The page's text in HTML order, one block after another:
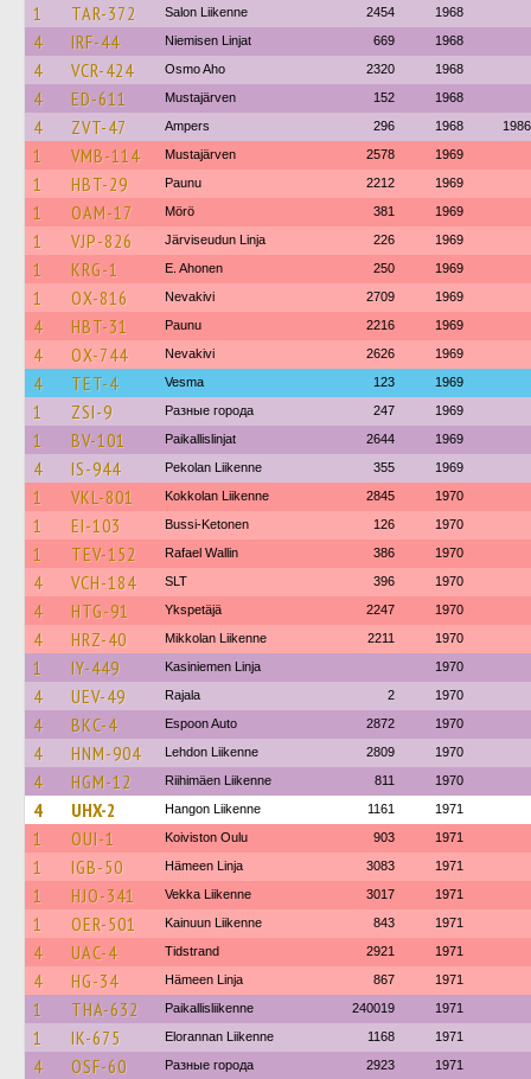
1 TAR-372 Salon Liikenne 2454 1968
4 IRF-44 Niemisen Linjat 669 1968
4 VCR-424 Osmo Aho 2320 1968
4 ED-611 Mustajärven 152 1968
4 ZVT-47 Ampers 296 1968 1986
1 VMB-114 Mustajärven 2578 1969
1 HBT-29 Paunu 2212 1969
1 OAM-17 Mörö 381 1969
1 VJP-826 Järviseudun Linja 226 1969
1 KRG-1 E. Ahonen 250 1969
1 OX-816 Nevakivi 2709 1969
4 HBT-31 Paunu 2216 1969
4 OX-744 Nevakivi 2626 1969
4 TET-4 Vesma 123 1969
1 ZSI-9 Разные города 247 1969
1 BV-101 Paikallislinjat 2644 1969
4 IS-944 Pekolan Liikenne 355 1969
1 VKL-801 Kokkolan Liikenne 2845 1970
1 EI-103 Bussi-Ketonen 126 1970
1 TEV-152 Rafael Wallin 386 1970
4 VCH-184 SLT 396 1970
4 HTG-91 Ykspetäjä 2247 1970
4 HRZ-40 Mikkolan Liikenne 2211 1970
1 IY-449 Kasiniemen Linja 1970
4 UEV-49 Rajala 2 1970
4 BKC-4 Espoon Auto 2872 1970
4 HNM-904 Lehdon Liikenne 2809 1970
4 HGM-12 Riihimäen Liikenne 811 1970
4 UHX-2 Hangon Liikenne 1161 1971
1 OUI-1 Koiviston Oulu 903 1971
1 IGB-50 Hämeen Linja 3083 1971
1 HJO-341 Vekka Liikenne 3017 1971
1 OER-501 Kainuun Liikenne 843 1971
4 UAC-4 Tidstrand 2921 1971
4 HG-34 Hämeen Linja 867 1971
1 THA-632 Paikallisliikenne 240019 1971
1 IK-675 Elorannan Liikenne 1168 1971
4 OSF-60 Разные города 2923 1971